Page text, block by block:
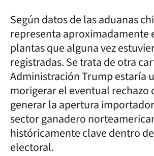
Según datos de las aduanas
representa aproximadamente
plantas que alguna vez
registradas. Se trata de otra
Administración Trump estaría
morigerar el eventual rechazo
generar la apertura
sector ganadero
históricamente clave dentro
electoral.